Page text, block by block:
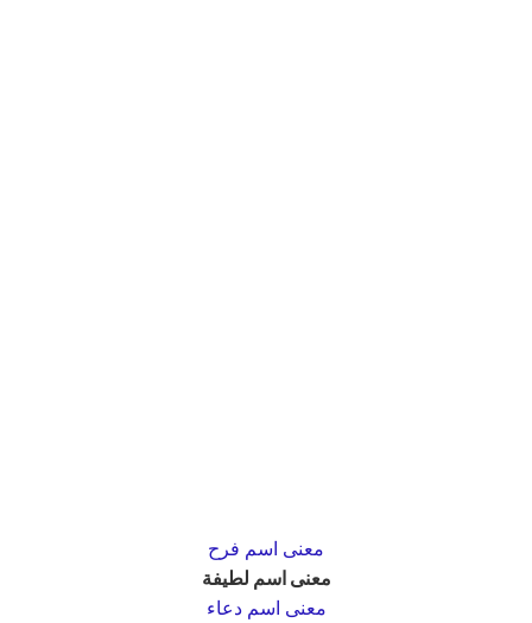
معنى اسم فرح
معنى اسم لطيفة
معنى اسم دعاء